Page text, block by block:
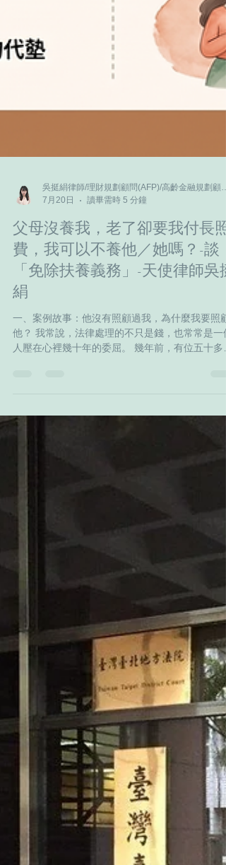
7月20日
讀畢需時 5 分鐘
父母沒養我，老了卻要我付長照
費，我可以不養他／她嗎？-談
「免除扶養義務」-天使律師吳
絹
一、案例故事：他沒有照顧過我，為什麼我要照顧
安置在長照機構，相關費用由社會局代墊，依法需
直覺地想： 「父母年老了，子女本來就應該照顧
要養他？」 那不是一句賭氣的話，而是一個人受
童年裡沒有父愛 她從小在家中無數次目睹父親對
親家暴。 父親曾拿著菜刀威脅要殺害母親。這樣
憶裡。 她是我們現在會說的「家暴目睹兒」。 父
原本有工作，後來因酒精、賭博等問題，生活越來
越不穩定。回家不是負擔家庭生活費，而是向太太
要錢；要不到錢，就對母親拳打腳踢。 母親為了
活孩子，做過許多辛苦的工作：幫人洗衣、到市場